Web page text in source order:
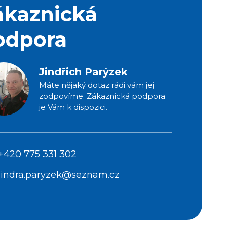
Jindřich Parýzek
Máte nějaký dotaz rádi vám jej
zodpovíme. Zákaznická podpora
je Vám k dispozici.
775 331 302